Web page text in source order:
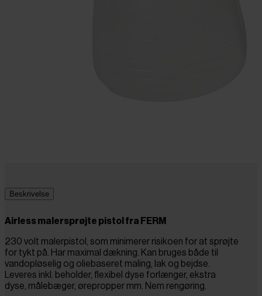
Beskrivelse
Airlessmalersprøjte pistol fra FERM
230 volt malerpistol, som minimerer risikoen for at sprøjte
for tykt på. Har maximal dækning. Kan bruges både til
vandopløselig og oliebaseret maling, lak og bejdse.
Leveres inkl. beholder, flexibel dyse forlænger, ekstra
dyse, målebæger, ørepropper mm. Nem rengøring.